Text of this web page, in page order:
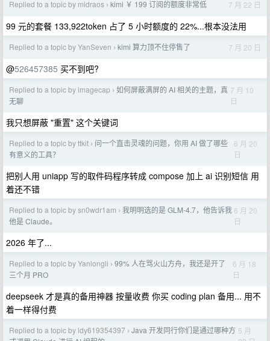
Replied to a topic by midraos › kimi ￥ 199 订阅的额度非常低 7 月 22 日
99 元的套餐 133,922token 占了 5 小时额度的 22%...根本没法用
Replied to a topic by YanSeven › kimi 算力顶不住停售了 7 月 20 日
@526457385 买不到吧?
Replied to a topic by imagecap › 如何屏蔽满屏的 AI 相关的主题，真
无聊
7 月 10
日
我只想屏蔽 "重置" 这个关键词
Replied to a topic by ttkit › 问一个直击灵魂的问题，你用 AI 做了哪些
有意义的工具？
6 月 20
日
把别人用 uniapp 写的取件码程序转成 compose 加上 ai 识别短信 用
着还不错
Replied to a topic by sn0wdr1am › 我明明选的是 GLM-4.7，他告诉我
他是 Claude。
6 月 20
日
2026 年了...
Replied to a topic by Yanlongli › 99% 人在骂火山方舟，我还是开了
三个月 PRO
6 月 18
日
deepseek 才是真的备用神器 按量收费 你买 coding plan 备用... 用不
着一样得付费
Replied to a topic by ldy619354397 › Java 开发同行你们是通过哪种方 5 月